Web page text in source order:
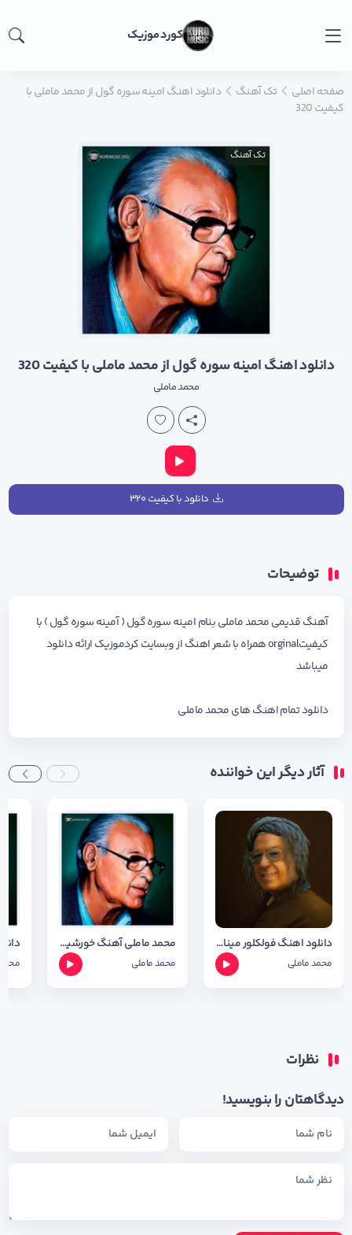
کورد موزیک
صفحه اصلی تک آهنگ
دانلود اهنگ امینه سوره گول از محمد ماملی با
کیفیت 320
تک آهنگ
دانلود اهنگ امینه سوره گول از محمد ماملی با کیفیت 320
محمد ماملی
دانلود با کیفیت ۳۲۰
توضیحات
آهنگ قدیمی محمد ماملی بنام امینه سوره گول ( آمینه سوره گول ) با
کیفیتorginal همراه با شعر اهنگ از وبسایت کردموزیک ارائه دانلود
میباشد
دانلود تمام اهنگ هایمحمد ماملی
آثار دیگر این خواننده
دانلود اهنگ فولکلور مینا با صدای محمد ماملی با کیفیت 320
محمد ماملی
محمد ماملی آهنگ خورشیده خاور
محمد ماملی
نظرات
دیدگاهتان را بنویسید!